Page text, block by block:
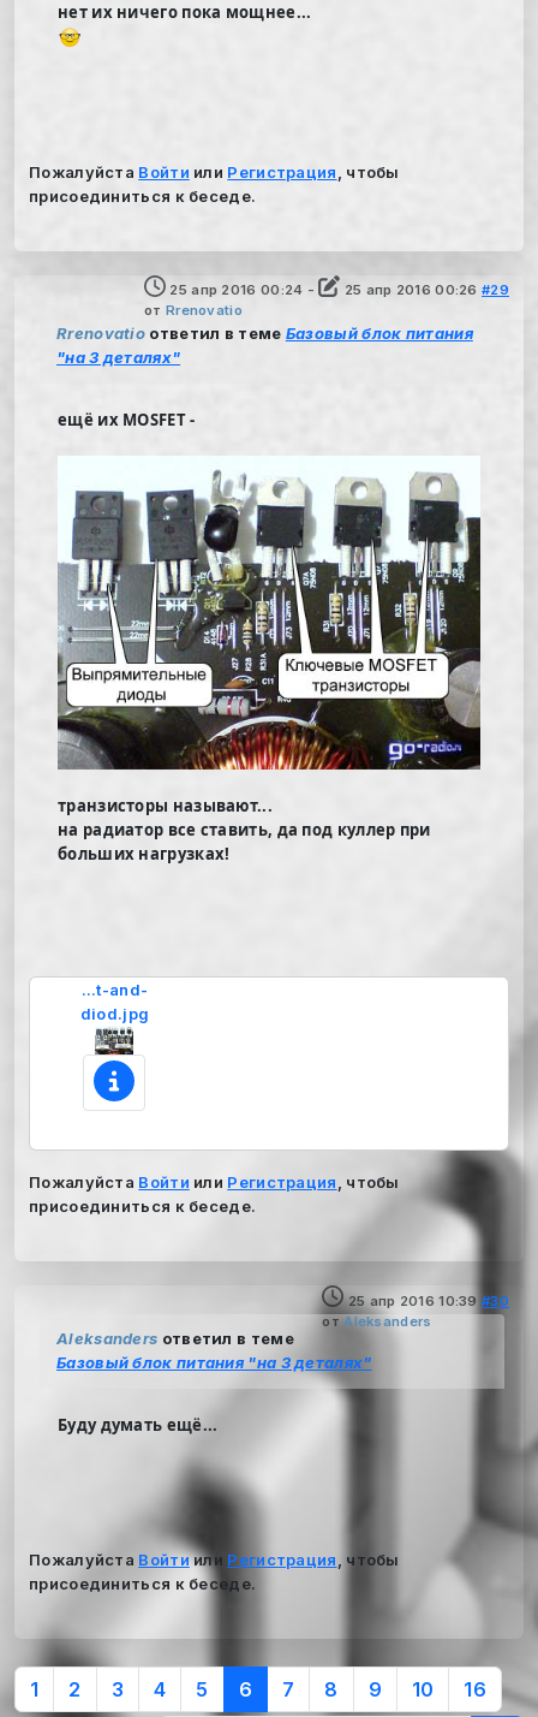
нет их ничего пока мощнее...
Пожалуйста Войти или Регистрация
, чтобы
присоединиться к беседе.
25 апр 2016 00:24 - 25 апр 2016 00:26 #29
от Rrenovatio
Rrenovatio ответил в теме Базовый блок питания
"на 3 деталях"
ещё их MOSFET -
транзисторы называют...
на радиатор все ставить, да под куллер при
больших нагрузках!
...t-and-
diod.jpg
Пожалуйста Войти или Регистрация
, чтобы
присоединиться к беседе.
25 апр 2016 10:39 #30
отAleksanders
Aleksanders ответил в теме
Базовый блок питания "на 3 деталях"
Буду думать ещё...
Пожалуйста Войтиили Регистрация
, чтобы
присоединиться к беседе.
1 2 3 4 5 6 7 8 9 10 16